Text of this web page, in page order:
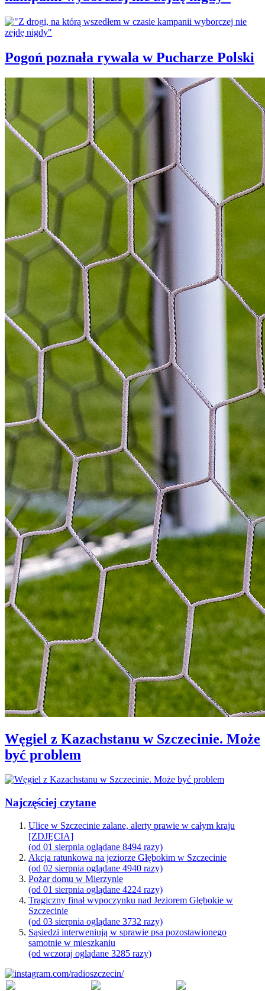
Pogoń poznała rywala w Pucharze Polski
Węgiel z Kazachstanu w Szczecinie. Może
być problem
Najczęściej czytane
Ulice w Szczecinie zalane, alerty prawie w całym kraju
[ZDJĘCIA]
(od 01 sierpnia oglądane 8494 razy)
Akcja ratunkowa na jeziorze Głębokim w Szczecinie
(od 02 sierpnia oglądane 4940 razy)
Pożar domu w Mierzynie
(od 01 sierpnia oglądane 4224 razy)
Tragiczny finał wypoczynku nad Jeziorem Głębokie w
Szczecinie
(od 03 sierpnia oglądane 3732 razy)
Sąsiedzi interweniują w sprawie psa pozostawionego
samotnie w mieszkaniu
(od wczoraj oglądane 3285 razy)